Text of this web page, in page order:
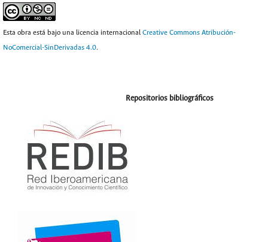
Esta obra está bajo una licencia internacional Creative Commons Atribución-
NoComercial-SinDerivadas 4.0.
Repositorios bibliográficos